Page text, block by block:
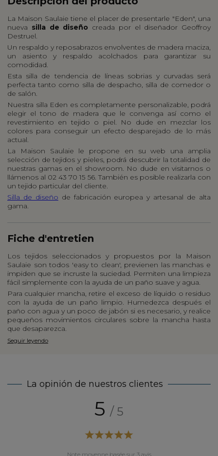
La Maison Saulaie tiene el placer de presentarle "Eden", una
nueva silla de diseño creada por el diseñador Geoffroy
Destruel.
Un respaldo y reposabrazos envolventes de madera maciza,
un asiento y respaldo acolchados para garantizar su
comodidad.
Esta silla de tendencia de líneas sobrias y curvadas será
perfecta tanto como silla de despacho, silla de comedor o
de salón.
Nuestra silla Eden es completamente personalizable, podrá
elegir el tono de madera que le convenga así como el
revestimiento en tejido o piel. No dude en mezclar los
colores para conseguir un efecto desparejado de lo más
actual.
La Maison Saulaie le propone en su web una amplia
selección de tejidos y pieles, podrá descubrir la totalidad de
nuestras gamas en el showroom. No dude en visitarnos o
llámenos al 02 43 70 15 56. También es posible realizarla con
un tejido particular del cliente.
Silla de diseño de fabricación europea y artesanal de alta
gama.
Fiche d'entretien
Los tejidos seleccionados y propuestos por la Maison
Saulaie son todos 'easy to clean', previenen las manchas e
impiden que se incruste la suciedad. Permiten una limpieza
fácil simplemente con la ayuda de un paño suave y agua.
Para cualquier mancha, retire el exceso de líquido o residuo
con la ayuda de un paño limpio. Humedezca después el
paño con agua y un poco de jabón si es necesario, y realice
pequeños movimientos circulares sobre la mancha hasta
que desaparezca.
Seguir leyendo
La opinión de nuestros clientes
5 / 5
Note moyenne basée sur 3 avis